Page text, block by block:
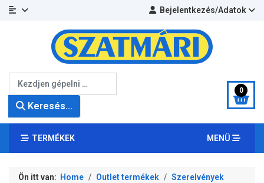
Bejelentkezés/Adatok
Keresés...
0
TERMÉKEK MENÜ
Ön itt van: Home Outlet termékek
Szerelvények